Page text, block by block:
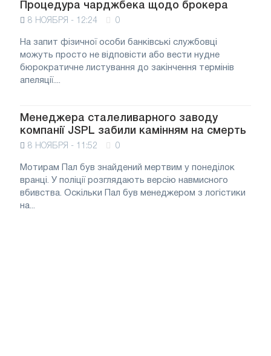
Процедура чарджбека щодо брокера
8 НОЯБРЯ - 12:24 0
На запит фізичної особи банківські службовці
можуть просто не відповісти або вести нудне
бюрократичне листування до закінчення термінів
апеляції....
Менеджера сталеливарного заводу
компанії JSPL забили камінням на смерть
8 НОЯБРЯ - 11:52 0
Мотирам Пал був знайдений мертвим у понеділок
вранці. У поліції розглядають версію навмисного
вбивства. Оскільки Пал був менеджером з логістики
на...